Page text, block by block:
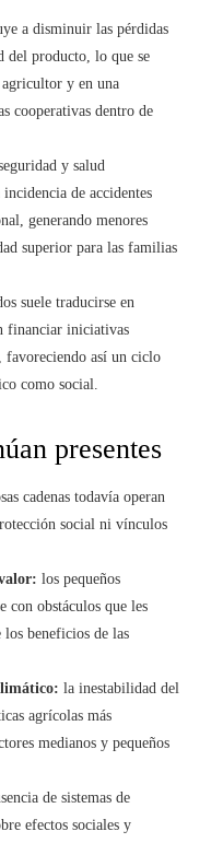
a disminuir las pérdidas
del producto, lo que se
y en una
cooperativas dentro de
y salud
de accidentes
generando menores
superior para las familias
suele traducirse en
financiar iniciativas
favoreciendo así un ciclo
como social.
presentes
cadenas todavía operan
social ni vínculos
los pequeños
con obstáculos que les
beneficios de las
la inestabilidad del
agrícolas más
medianos y pequeños
de sistemas de
efectos sociales y